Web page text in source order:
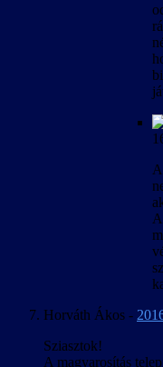
A
Horváth Ákos -
Sziasztok!
A magyarosítás